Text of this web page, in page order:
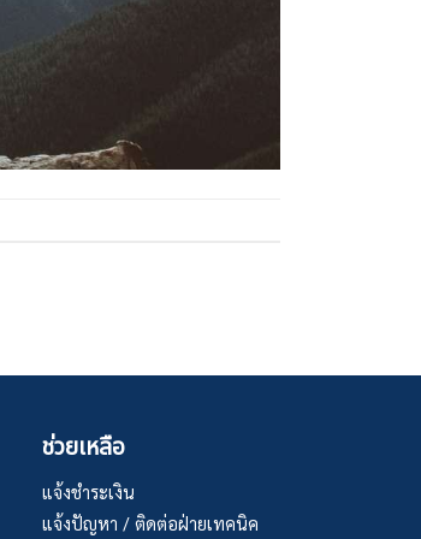
ช่วยเหลือ
แจ้งชำระเงิน
แจ้งปัญหา / ติดต่อฝ่ายเทคนิค